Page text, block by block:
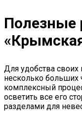
Полезные
Для удобства своих
несколько больших
комплексный
осветить все его
разделами для